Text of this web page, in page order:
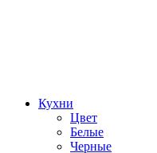
Кухни
Цвет
Белые
Черные